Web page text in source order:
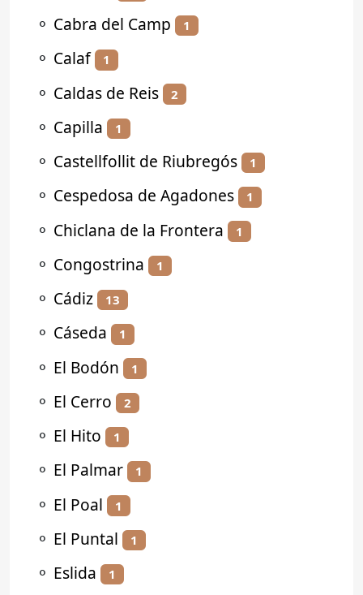
⚬ Cabra del Camp 1
⚬ Calaf 1
⚬ Caldas de Reis 2
⚬ Capilla 1
⚬ Castellfollit de Riubregós 1
⚬ Cespedosa de Agadones 1
⚬ Chiclana de la Frontera 1
⚬ Congostrina 1
⚬ Cádiz 13
⚬ Cáseda 1
⚬ El Bodón 1
⚬ El Cerro 2
⚬ El Hito 1
⚬ El Palmar 1
⚬ El Poal 1
⚬ El Puntal 1
⚬ Eslida 1